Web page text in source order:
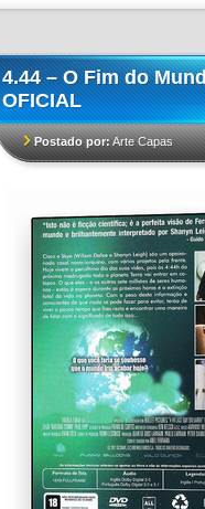
4.44 – O Fim do
OFICIAL
Postado por:Arte Capas